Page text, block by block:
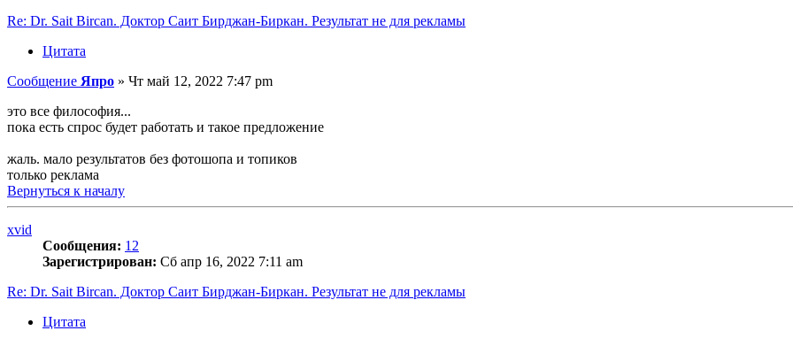
Re: Dr. Sait Bircan. Доктор Саит Бирджан-Биркан. Результат не для рекламы
Цитата
Сообщение Япро » Чт май 12, 2022 7:47 pm
это все философия...
пока есть спрос будет работать и такое предложение
жаль. мало результатов без фотошопа и топиков
только реклама
Вернуться к началу
xvid
Сообщения: 12
Зарегистрирован: Сб апр 16, 2022 7:11 am
Re: Dr. Sait Bircan. Доктор Саит Бирджан-Биркан. Результат не для рекламы
Цитата